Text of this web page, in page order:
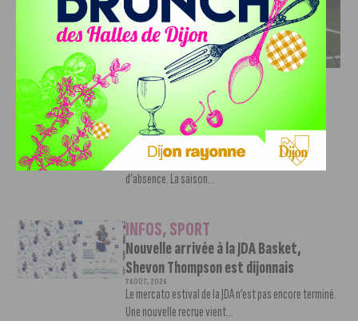
DFCO : RENCONTRE AVEC PIERRE-HENRI DEBALLON,
L’ARTISAN DE LA MONTÉE EN LIGUE 2
INFOS,SPORT
DFCO : Rencontre avec Pierre-Henri
Deballon, l’artisan de la montée en
Ligue 2
7 AOÛT, 2026
Le DFCO est de retour en Ligue 2 après trois ans
d’absence. La saison...
INFOS,SPORT
Nouvelle arrivée à la JDA Basket,
Shevon Thompson est dijonnais
7 AOÛT, 2026
Le mercato estival de la JDA n’est pas encore terminé.
Une nouvelle recrue vient...